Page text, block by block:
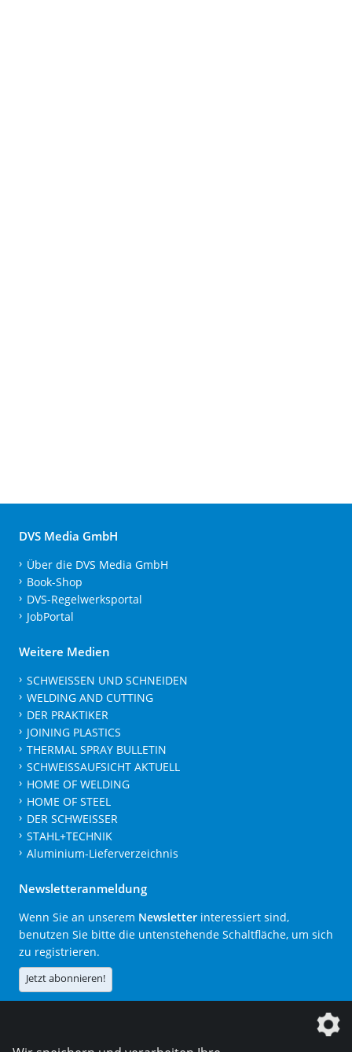
DVS Media GmbH
Über die DVS Media GmbH
Book-Shop
DVS-Regelwerksportal
JobPortal
Weitere Medien
SCHWEISSEN UND SCHNEIDEN
WELDING AND CUTTING
DER PRAKTIKER
JOINING PLASTICS
THERMAL SPRAY BULLETIN
SCHWEISSAUFSICHT AKTUELL
HOME OF WELDING
HOME OF STEEL
DER SCHWEISSER
STAHL+TECHNIK
Aluminium-Lieferverzeichnis
Newsletteranmeldung
Wenn Sie an unserem Newsletter interessiert sind,
benutzen Sie bitte die untenstehende Schaltfläche, um sich
zu registrieren.
Jetzt abonnieren!
Die DVS Media GmbH ist ein Unternehmen der